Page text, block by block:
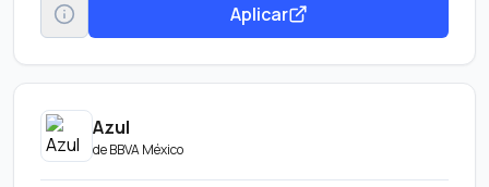
Aplicar
Azul
deBBVA México